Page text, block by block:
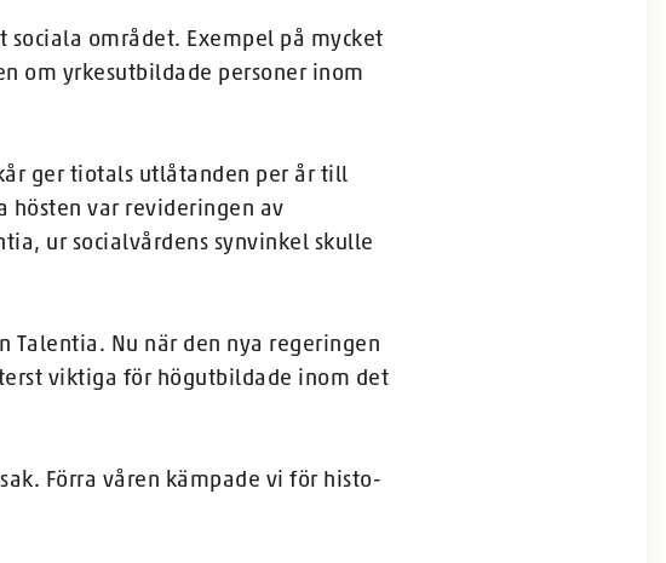
området. Exempel på mycket
om yrkesutbildade personer inom
ger tiotals utlåtanden per år till
hösten var revideringen av
ur socialvårdens synvinkel skulle
Talentia. Nu när den nya regeringen
viktiga för högutbildade inom det
Förra våren kämpade vi för histo­